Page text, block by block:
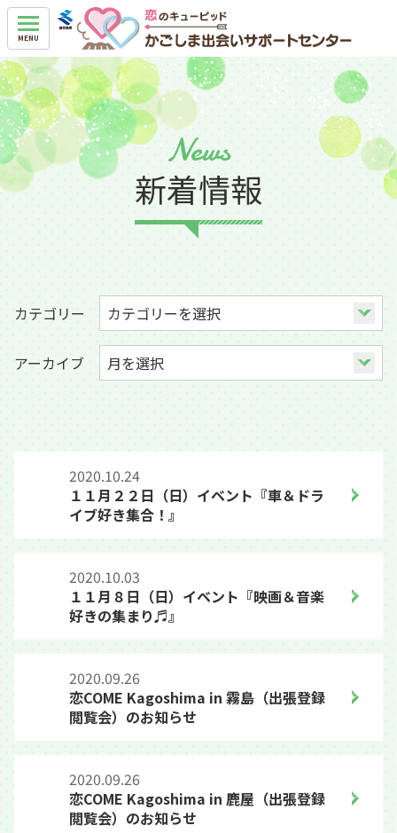
News
新着情報
2020.10.24
１１月２２日（日）イベント『車＆ドラ
イブ好き集合！』
2020.10.03
１１月８日（日）イベント『映画＆音楽
好きの集まり♬』
2020.09.26
恋COME Kagoshima in 霧島（出張登録
閲覧会）のお知らせ
2020.09.26
恋COME Kagoshima in 鹿屋（出張登録
閲覧会）のお知らせ
カテゴリー
アーカイブ